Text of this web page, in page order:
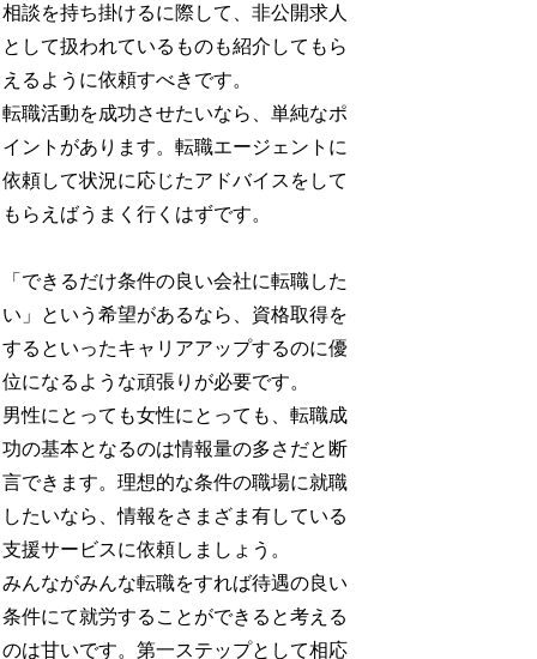
相談を持ち掛けるに際して、非公開求人
として扱われているものも紹介してもら
えるように依頼すべきです。
転職活動を成功させたいなら、単純なポ
イントがあります。転職エージェントに
依頼して状況に応じたアドバイスをして
もらえばうまく行くはずです。
「できるだけ条件の良い会社に転職した
い」という希望があるなら、資格取得を
するといったキャリアアップするのに優
位になるような頑張りが必要です。
男性にとっても女性にとっても、転職成
功の基本となるのは情報量の多さだと断
言できます。理想的な条件の職場に就職
したいなら、情報をさまざま有している
支援サービスに依頼しましょう。
みんながみんな転職をすれば待遇の良い
条件にて就労することができると考える
のは甘いです。第一ステップとして相応